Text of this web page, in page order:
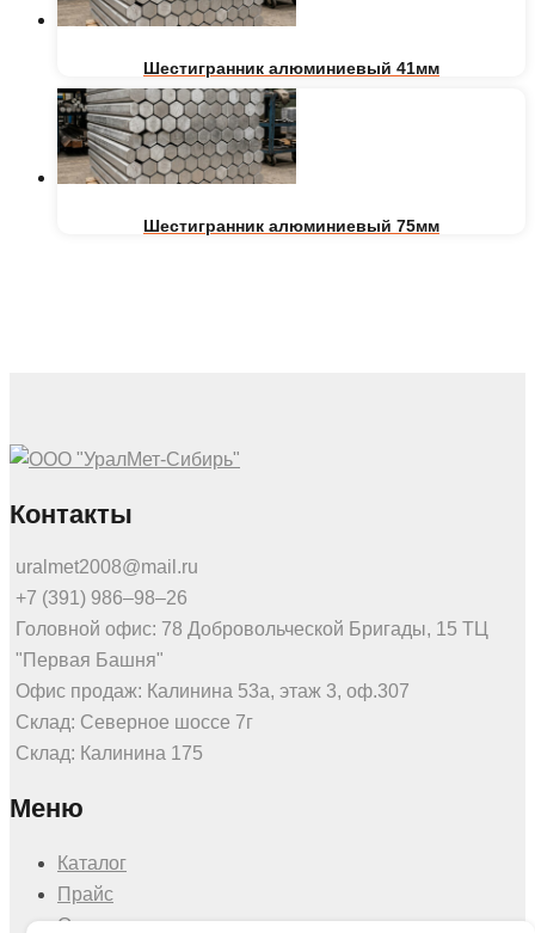
Шестигранник алюминиевый 41мм
Шестигранник алюминиевый 75мм
Контакты
uralmet2008@mail.ru
+7 (391) 986‒98‒26
Головной офис: 78 Добровольческой Бригады, 15 ТЦ
"Первая Башня"
Офис продаж: Калинина 53а, этаж 3, оф.307
Склад: Северное шоссе 7г
Склад: Калинина 175
Меню
Каталог
Прайс
О нас